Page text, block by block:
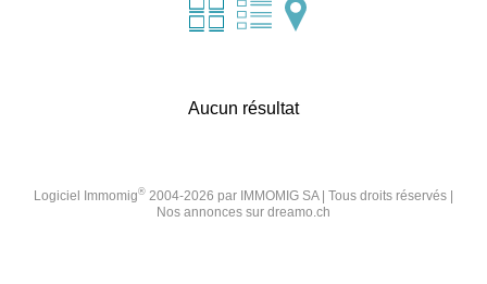
Aucun résultat
Logiciel Immomig® 2004-2026 par IMMOMIG SA | Tous droits réservés |
Nos annonces sur dreamo.ch